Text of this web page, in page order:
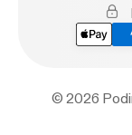
© 2026